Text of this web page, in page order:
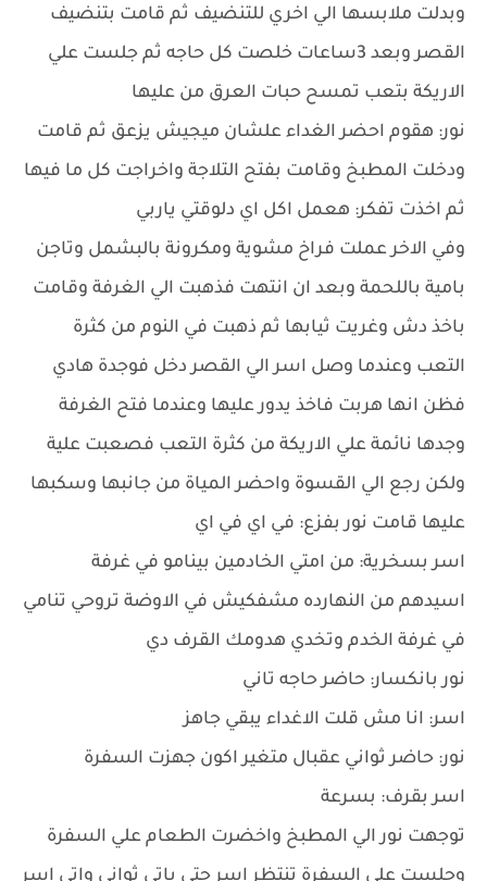
وبدلت ملابسها الي اخري للتنضيف ثم قامت بتنضيف
القصر وبعد 3ساعات خلصت كل حاجه ثم جلست علي
الاريكة بتعب تمسح حبات العرق من عليها
نور: هقوم احضر الغداء علشان ميجيش يزعق ثم قامت
ودخلت المطبخ وقامت بفتح التلاجة واخراجت كل ما فيها
ثم اخذت تفكر: هعمل اكل اي دلوقتي ياربي
وفي الاخر عملت فراخ مشوية ومكرونة بالبشمل وتاجن
بامية باللحمة وبعد ان انتهت فذهبت الي الغرفة وقامت
باخذ دش وغريت ثيابها ثم ذهبت في النوم من كثرة
التعب وعندما وصل اسر الي القصر دخل فوجدة هادي
فظن انها هربت فاخذ يدور عليها وعندما فتح الغرفة
وجدها نائمة علي الاريكة من كثرة التعب فصعبت علية
ولكن رجع الي القسوة واحضر المياة من جانبها وسكبها
عليها قامت نور بفزع: في اي في اي
اسر بسخرية: من امتي الخادمين بينامو في غرفة
اسيدهم من النهارده مشفكيش في الاوضة تروحي تنامي
في غرفة الخدم وتخدي هدومك القرف دي
نور بانكسار: حاضر حاجه تاني
اسر: انا مش قلت الاغداء يبقي جاهز
نور: حاضر ثواني عقبال متغير اكون جهزت السفرة
اسر بقرف: بسرعة
توجهت نور الي المطبخ واخضرت الطعام علي السفرة
وجلست علي السفرة تنتظر اسر حتي ياتي ثواني واتي اسر